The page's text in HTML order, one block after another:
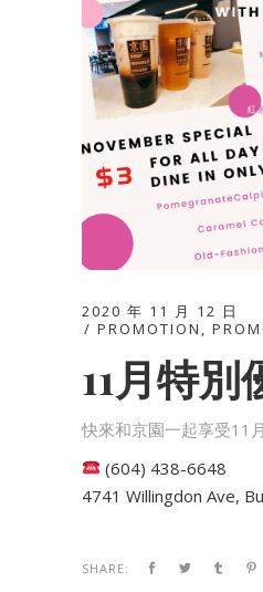
2020 年 11 月 12 日
PROMOTION ,
11月特別
快來和京園一起享受11
(604) 438-6648
4741 Willingdon Ave,
SHARE: